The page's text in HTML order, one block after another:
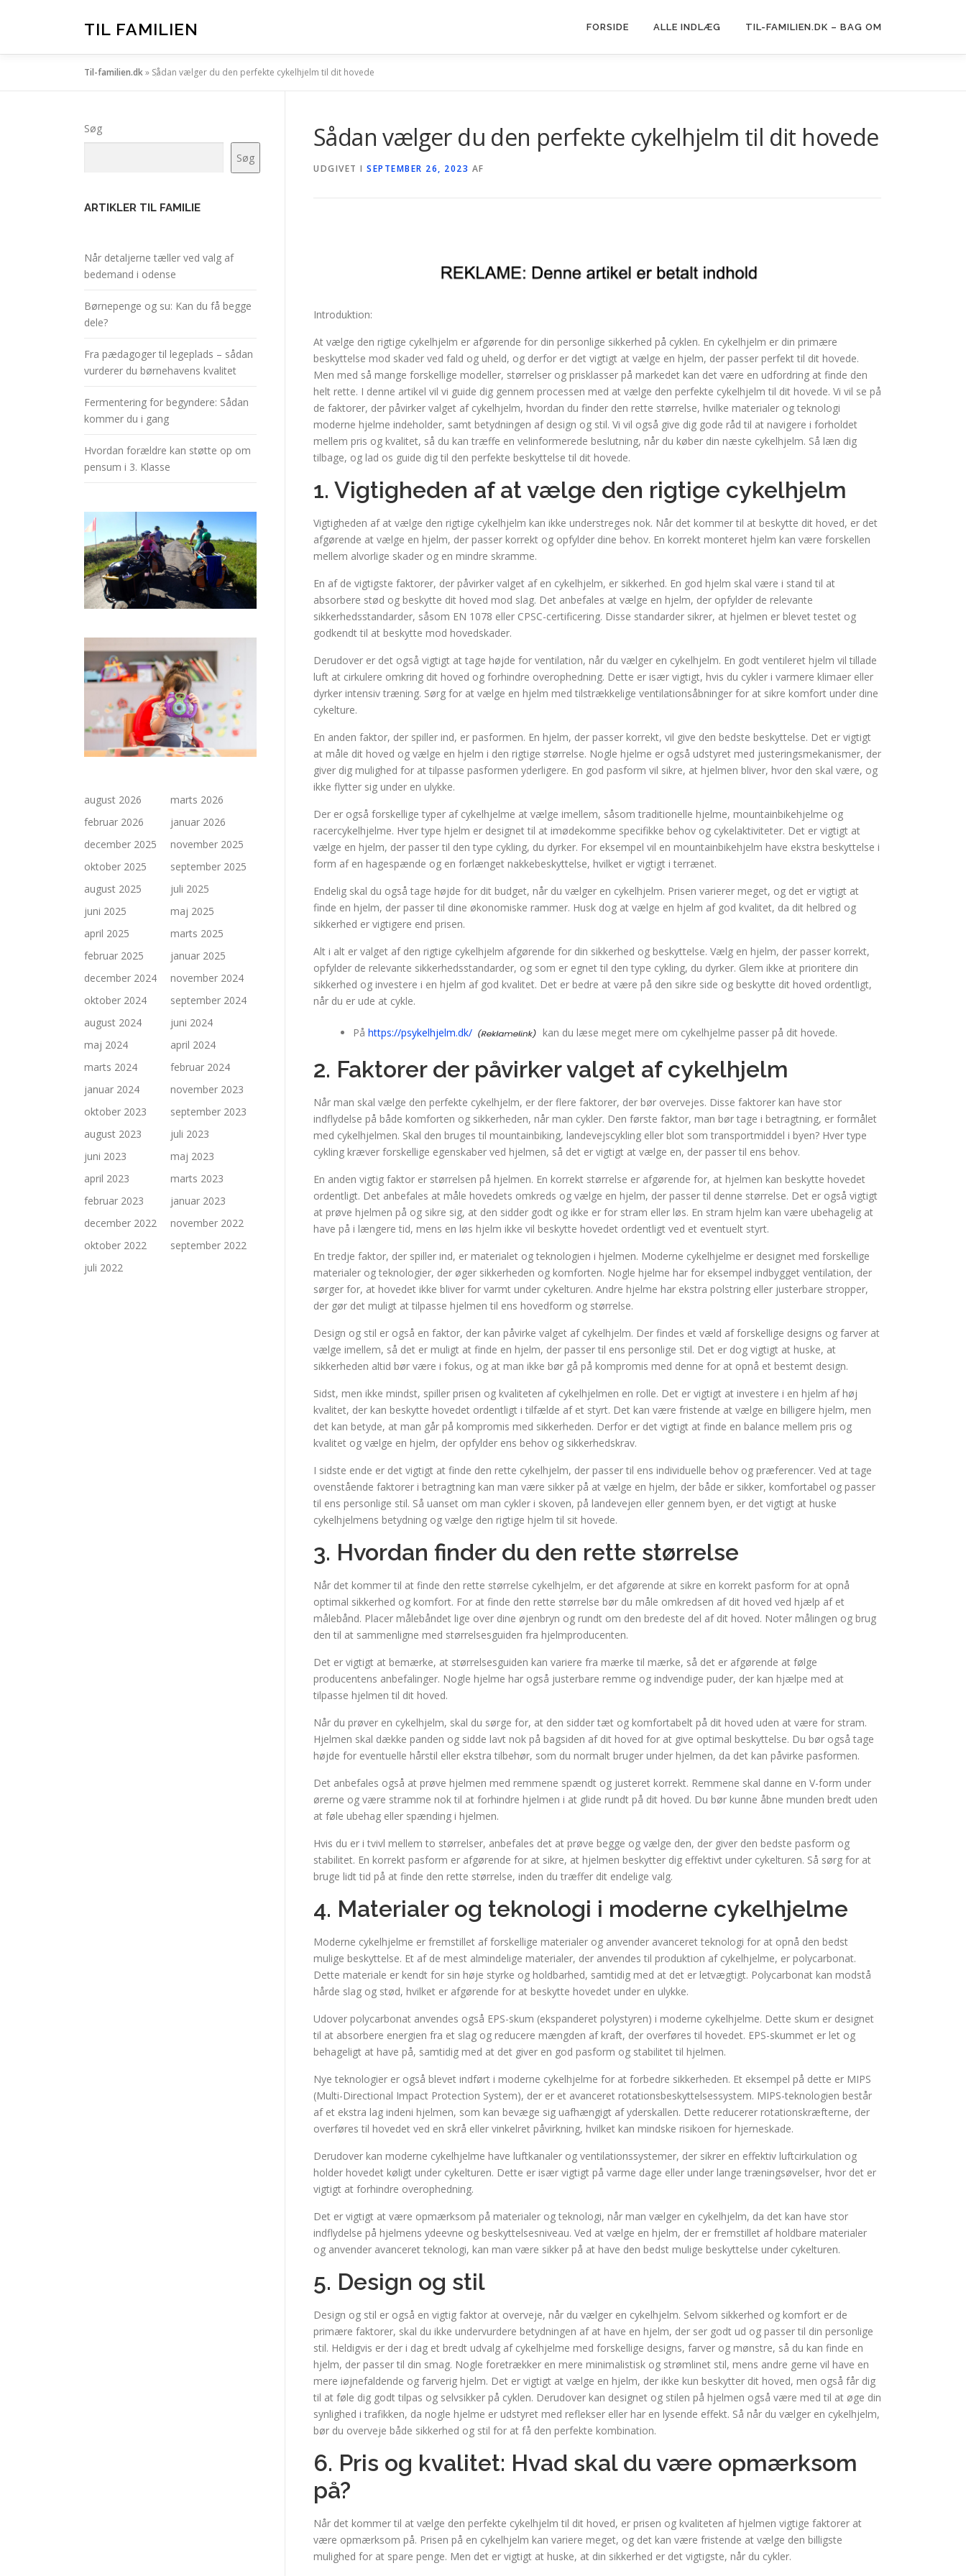
TIL FAMILIEN FORSIDE ALLE INDLÆG TIL-FAMILIEN.DK – BAG OM
Til-familien.dk» Sådan vælger du den perfekte cykelhjelm til dit hovede
Sådan vælger du den perfekte cykelhjelm til dit hovede
UDGIVET I SEPTEMBER 26, 2023 AF
Introduktion:
At vælge den rigtige cykelhjelm er afgørende for din personlige sikkerhed på cyklen. En cykelhjelm er din primære
beskyttelse mod skader ved fald og uheld, og derfor er det vigtigt at vælge en hjelm, der passer perfekt til dit hovede.
Men med så mange forskellige modeller, størrelser og prisklasser på markedet kan det være en udfordring at finde den
helt rette. I denne artikel vil vi guide dig gennem processen med at vælge den perfekte cykelhjelm til dit hovede. Vi vil se på
de faktorer, der påvirker valget af cykelhjelm, hvordan du finder den rette størrelse, hvilke materialer og teknologi
moderne hjelme indeholder, samt betydningen af design og stil. Vi vil også give dig gode råd til at navigere i forholdet
mellem pris og kvalitet, så du kan træffe en velinformerede beslutning, når du køber din næste cykelhjelm. Så læn dig
tilbage, og lad os guide dig til den perfekte beskyttelse til dit hovede.
1. Vigtigheden af at vælge den rigtige cykelhjelm
Vigtigheden af at vælge den rigtige cykelhjelm kan ikke understreges nok. Når det kommer til at beskytte dit hoved, er det
afgørende at vælge en hjelm, der passer korrekt og opfylder dine behov. En korrekt monteret hjelm kan være forskellen
mellem alvorlige skader og en mindre skramme.
En af de vigtigste faktorer, der påvirker valget af en cykelhjelm, er sikkerhed. En god hjelm skal være i stand til at
absorbere stød og beskytte dit hoved mod slag. Det anbefales at vælge en hjelm, der opfylder de relevante
sikkerhedsstandarder, såsom EN 1078 eller CPSC-certificering. Disse standarder sikrer, at hjelmen er blevet testet og
godkendt til at beskytte mod hovedskader.
Derudover er det også vigtigt at tage højde for ventilation, når du vælger en cykelhjelm. En godt ventileret hjelm vil tillade
luft at cirkulere omkring dit hoved og forhindre overophedning. Dette er især vigtigt, hvis du cykler i varmere klimaer eller
dyrker intensiv træning. Sørg for at vælge en hjelm med tilstrækkelige ventilationsåbninger for at sikre komfort under dine
cykelture.
En anden faktor, der spiller ind, er pasformen. En hjelm, der passer korrekt, vil give den bedste beskyttelse. Det er vigtigt
at måle dit hoved og vælge en hjelm i den rigtige størrelse. Nogle hjelme er også udstyret med justeringsmekanismer, der
giver dig mulighed for at tilpasse pasformen yderligere. En god pasform vil sikre, at hjelmen bliver, hvor den skal være, og
ikke flytter sig under en ulykke.
Der er også forskellige typer af cykelhjelme at vælge imellem, såsom traditionelle hjelme, mountainbikehjelme og
racercykelhjelme. Hver type hjelm er designet til at imødekomme specifikke behov og cykelaktiviteter. Det er vigtigt at
vælge en hjelm, der passer til den type cykling, du dyrker. For eksempel vil en mountainbikehjelm have ekstra beskyttelse i
form af en hagespænde og en forlænget nakkebeskyttelse, hvilket er vigtigt i terrænet.
Endelig skal du også tage højde for dit budget, når du vælger en cykelhjelm. Prisen varierer meget, og det er vigtigt at
finde en hjelm, der passer til dine økonomiske rammer. Husk dog at vælge en hjelm af god kvalitet, da dit helbred og
sikkerhed er vigtigere end prisen.
Alt i alt er valget af den rigtige cykelhjelm afgørende for din sikkerhed og beskyttelse. Vælg en hjelm, der passer korrekt,
opfylder de relevante sikkerhedsstandarder, og som er egnet til den type cykling, du dyrker. Glem ikke at prioritere din
sikkerhed og investere i en hjelm af god kvalitet. Det er bedre at være på den sikre side og beskytte dit hoved ordentligt,
når du er ude at cykle.
På https://psykelhjelm.dk/ kan du læse meget mere om cykelhjelme passer på dit hovede.
2. Faktorer der påvirker valget af cykelhjelm
Når man skal vælge den perfekte cykelhjelm, er der flere faktorer, der bør overvejes. Disse faktorer kan have stor
indflydelse på både komforten og sikkerheden, når man cykler. Den første faktor, man bør tage i betragtning, er formålet
med cykelhjelmen. Skal den bruges til mountainbiking, landevejscykling eller blot som transportmiddel i byen? Hver type
cykling kræver forskellige egenskaber ved hjelmen, så det er vigtigt at vælge en, der passer til ens behov.
En anden vigtig faktor er størrelsen på hjelmen. En korrekt størrelse er afgørende for, at hjelmen kan beskytte hovedet
ordentligt. Det anbefales at måle hovedets omkreds og vælge en hjelm, der passer til denne størrelse. Det er også vigtigt
at prøve hjelmen på og sikre sig, at den sidder godt og ikke er for stram eller løs. En stram hjelm kan være ubehagelig at
have på i længere tid, mens en løs hjelm ikke vil beskytte hovedet ordentligt ved et eventuelt styrt.
En tredje faktor, der spiller ind, er materialet og teknologien i hjelmen. Moderne cykelhjelme er designet med forskellige
materialer og teknologier, der øger sikkerheden og komforten. Nogle hjelme har for eksempel indbygget ventilation, der
sørger for, at hovedet ikke bliver for varmt under cykelturen. Andre hjelme har ekstra polstring eller justerbare stropper,
der gør det muligt at tilpasse hjelmen til ens hovedform og størrelse.
Design og stil er også en faktor, der kan påvirke valget af cykelhjelm. Der findes et væld af forskellige designs og farver at
vælge imellem, så det er muligt at finde en hjelm, der passer til ens personlige stil. Det er dog vigtigt at huske, at
sikkerheden altid bør være i fokus, og at man ikke bør gå på kompromis med denne for at opnå et bestemt design.
Sidst, men ikke mindst, spiller prisen og kvaliteten af cykelhjelmen en rolle. Det er vigtigt at investere i en hjelm af høj
kvalitet, der kan beskytte hovedet ordentligt i tilfælde af et styrt. Det kan være fristende at vælge en billigere hjelm, men
det kan betyde, at man går på kompromis med sikkerheden. Derfor er det vigtigt at finde en balance mellem pris og
kvalitet og vælge en hjelm, der opfylder ens behov og sikkerhedskrav.
I sidste ende er det vigtigt at finde den rette cykelhjelm, der passer til ens individuelle behov og præferencer. Ved at tage
ovenstående faktorer i betragtning kan man være sikker på at vælge en hjelm, der både er sikker, komfortabel og passer
til ens personlige stil. Så uanset om man cykler i skoven, på landevejen eller gennem byen, er det vigtigt at huske
cykelhjelmens betydning og vælge den rigtige hjelm til sit hovede.
3. Hvordan finder du den rette størrelse
Når det kommer til at finde den rette størrelse cykelhjelm, er det afgørende at sikre en korrekt pasform for at opnå
optimal sikkerhed og komfort. For at finde den rette størrelse bør du måle omkredsen af dit hoved ved hjælp af et
målebånd. Placer målebåndet lige over dine øjenbryn og rundt om den bredeste del af dit hoved. Noter målingen og brug
den til at sammenligne med størrelsesguiden fra hjelmproducenten.
Det er vigtigt at bemærke, at størrelsesguiden kan variere fra mærke til mærke, så det er afgørende at følge
producentens anbefalinger. Nogle hjelme har også justerbare remme og indvendige puder, der kan hjælpe med at
tilpasse hjelmen til dit hoved.
Når du prøver en cykelhjelm, skal du sørge for, at den sidder tæt og komfortabelt på dit hoved uden at være for stram.
Hjelmen skal dække panden og sidde lavt nok på bagsiden af ​​dit hoved for at give optimal beskyttelse. Du bør også tage
højde for eventuelle hårstil eller ekstra tilbehør, som du normalt bruger under hjelmen, da det kan påvirke pasformen.
Det anbefales også at prøve hjelmen med remmene spændt og justeret korrekt. Remmene skal danne en V-form under
ørerne og være stramme nok til at forhindre hjelmen i at glide rundt på dit hoved. Du bør kunne åbne munden bredt uden
at føle ubehag eller spænding i hjelmen.
Hvis du er i tvivl mellem to størrelser, anbefales det at prøve begge og vælge den, der giver den bedste pasform og
stabilitet. En korrekt pasform er afgørende for at sikre, at hjelmen beskytter dig effektivt under cykelturen. Så sørg for at
bruge lidt tid på at finde den rette størrelse, inden du træffer dit endelige valg.
4. Materialer og teknologi i moderne cykelhjelme
Moderne cykelhjelme er fremstillet af forskellige materialer og anvender avanceret teknologi for at opnå den bedst
mulige beskyttelse. Et af de mest almindelige materialer, der anvendes til produktion af cykelhjelme, er polycarbonat.
Dette materiale er kendt for sin høje styrke og holdbarhed, samtidig med at det er letvægtigt. Polycarbonat kan modstå
hårde slag og stød, hvilket er afgørende for at beskytte hovedet under en ulykke.
Udover polycarbonat anvendes også EPS-skum (ekspanderet polystyren) i moderne cykelhjelme. Dette skum er designet
til at absorbere energien fra et slag og reducere mængden af kraft, der overføres til hovedet. EPS-skummet er let og
behageligt at have på, samtidig med at det giver en god pasform og stabilitet til hjelmen.
Nye teknologier er også blevet indført i moderne cykelhjelme for at forbedre sikkerheden. Et eksempel på dette er MIPS
(Multi-Directional Impact Protection System), der er et avanceret rotationsbeskyttelsessystem. MIPS-teknologien består
af et ekstra lag indeni hjelmen, som kan bevæge sig uafhængigt af yderskallen. Dette reducerer rotationskræfterne, der
overføres til hovedet ved en skrå eller vinkelret påvirkning, hvilket kan mindske risikoen for hjerneskade.
Derudover kan moderne cykelhjelme have luftkanaler og ventilationssystemer, der sikrer en effektiv luftcirkulation og
holder hovedet køligt under cykelturen. Dette er især vigtigt på varme dage eller under lange træningsøvelser, hvor det er
vigtigt at forhindre overophedning.
Det er vigtigt at være opmærksom på materialer og teknologi, når man vælger en cykelhjelm, da det kan have stor
indflydelse på hjelmens ydeevne og beskyttelsesniveau. Ved at vælge en hjelm, der er fremstillet af holdbare materialer
og anvender avanceret teknologi, kan man være sikker på at have den bedst mulige beskyttelse under cykelturen.
5. Design og stil
Design og stil er også en vigtig faktor at overveje, når du vælger en cykelhjelm. Selvom sikkerhed og komfort er de
primære faktorer, skal du ikke undervurdere betydningen af at have en hjelm, der ser godt ud og passer til din personlige
stil. Heldigvis er der i dag et bredt udvalg af cykelhjelme med forskellige designs, farver og mønstre, så du kan finde en
hjelm, der passer til din smag. Nogle foretrækker en mere minimalistisk og strømlinet stil, mens andre gerne vil have en
mere iøjnefaldende og farverig hjelm. Det er vigtigt at vælge en hjelm, der ikke kun beskytter dit hoved, men også får dig
til at føle dig godt tilpas og selvsikker på cyklen. Derudover kan designet og stilen på hjelmen også være med til at øge din
synlighed i trafikken, da nogle hjelme er udstyret med reflekser eller har en lysende effekt. Så når du vælger en cykelhjelm,
bør du overveje både sikkerhed og stil for at få den perfekte kombination.
6. Pris og kvalitet: Hvad skal du være opmærksom
på?
Når det kommer til at vælge den perfekte cykelhjelm til dit hoved, er prisen og kvaliteten af hjelmen vigtige faktorer at
være opmærksom på. Prisen på en cykelhjelm kan variere meget, og det kan være fristende at vælge den billigste
mulighed for at spare penge. Men det er vigtigt at huske, at din sikkerhed er det vigtigste, når du cykler.
Søg
Søg
ARTIKLER TIL FAMILIE
Når detaljerne tæller ved valg af
bedemand i odense
Børnepenge og su: Kan du få begge
dele?
Fra pædagoger til legeplads – sådan
vurderer du børnehavens kvalitet
Fermentering for begyndere: Sådan
kommer du i gang
Hvordan forældre kan støtte op om
pensum i 3. Klasse
august 2026
marts 2026
februar 2026
januar 2026
december 2025
november 2025
oktober 2025
september 2025
august 2025
juli 2025
juni 2025
maj 2025
april 2025
marts 2025
februar 2025
januar 2025
december 2024
november 2024
oktober 2024
september 2024
august 2024
juni 2024
maj 2024
april 2024
marts 2024
februar 2024
januar 2024
november 2023
oktober 2023
september 2023
august 2023
juli 2023
juni 2023
maj 2023
april 2023
marts 2023
februar 2023
januar 2023
december 2022
november 2022
oktober 2022
september 2022
juli 2022